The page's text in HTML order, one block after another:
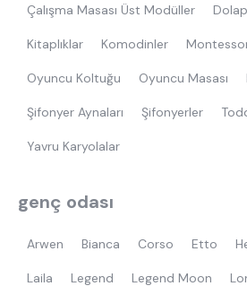
Çalışma Masası Üst Modüller
Kitaplıklar Komodinler
Oyuncu Koltuğu Oyuncu Masası
Şifonyer Aynaları Şifonyerler
Yavru Karyolalar
genç odası
Arwen Bianca Corso Etto
Laila Legend Legend Moon